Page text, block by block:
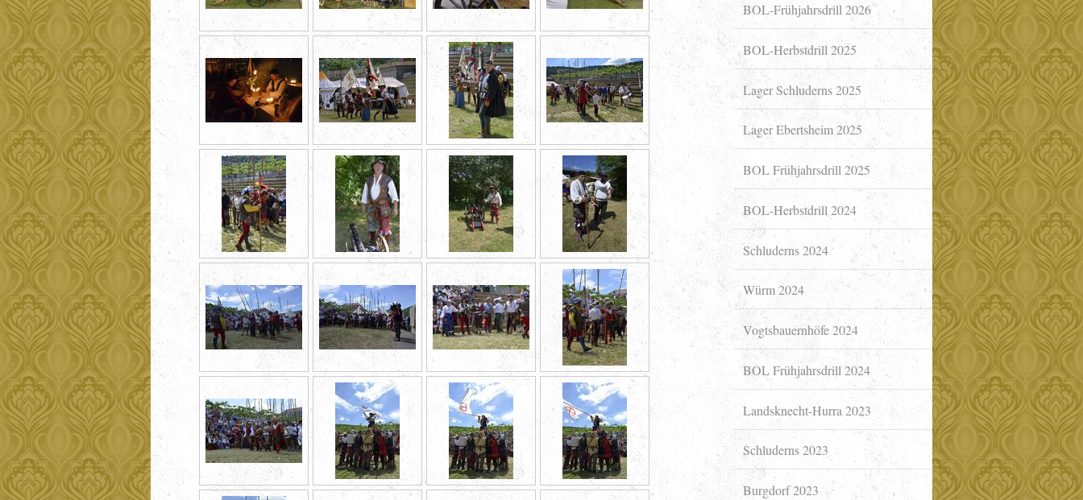
BOL-Frühjahrsdrill 2026
BOL-Herbstdrill 2025
Lager Schluderns 2025
Lager Ebertsheim 2025
BOL Frühjahrsdrill 2025
BOL-Herbstdrill 2024
Schluderns 2024
Würm 2024
Vogtsbauernhöfe 2024
BOL Frühjahrsdrill 2024
Landsknecht-Hurra 2023
Schluderns 2023
Burgdorf 2023